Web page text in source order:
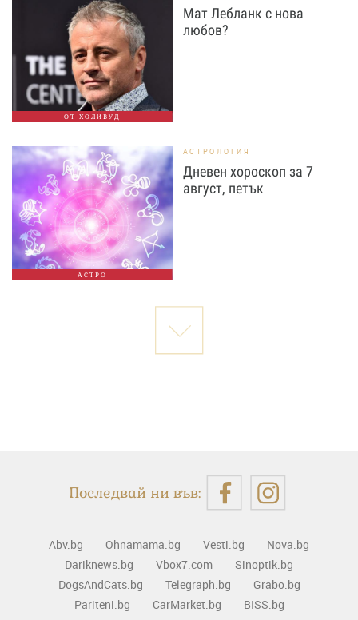
ОТ ХОЛИВУД
Мат Лебланк с нова
любов?
АСТРО
АСТРОЛОГИЯ
Дневен хороскоп за 7
август, петък
Последвай ни във:
Abv.bg Ohnamama.bg Vesti.bg
Nova.bg
Dariknews.bg
Vbox7.com
Sinoptik.bg
DogsAndCats.bg
Telegraph.bg
Grabo.bg
Pariteni.bg
CarMarket.bg BISS.bg